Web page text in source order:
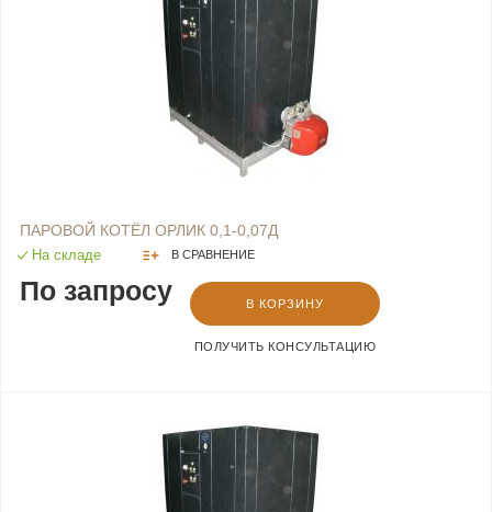
ПАРОВОЙ КОТЁЛ ОРЛИК 0,1-0,07Д
На складе В СРАВНЕНИЕ
По запросу В КОРЗИНУ
ПОЛУЧИТЬ КОНСУЛЬТАЦИЮ